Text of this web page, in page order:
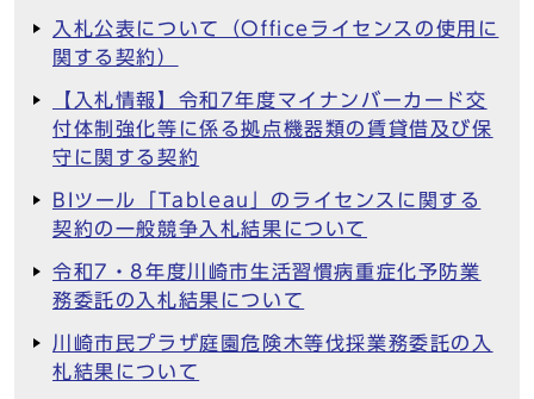
入札公表について（Officeライセンスの使用に
関する契約）
【入札情報】令和7年度マイナンバーカード交
付体制強化等に係る拠点機器類の賃貸借及び保
守に関する契約
BIツール「Tableau」のライセンスに関する
契約の一般競争入札結果について
令和7・8年度川崎市生活習慣病重症化予防業
務委託の入札結果について
川崎市民プラザ庭園危険木等伐採業務委託の入
札結果について